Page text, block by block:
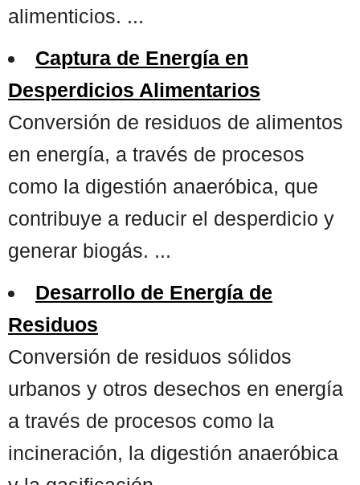
alimenticios. ...
Captura de Energía en
Desperdicios Alimentarios
Conversión de residuos de alimentos
en energía, a través de procesos
como la digestión anaeróbica, que
contribuye a reducir el desperdicio y
generar biogás. ...
Desarrollo de Energía de
Residuos
Conversión de residuos sólidos
urbanos y otros desechos en energía
a través de procesos como la
incineración, la digestión anaeróbica